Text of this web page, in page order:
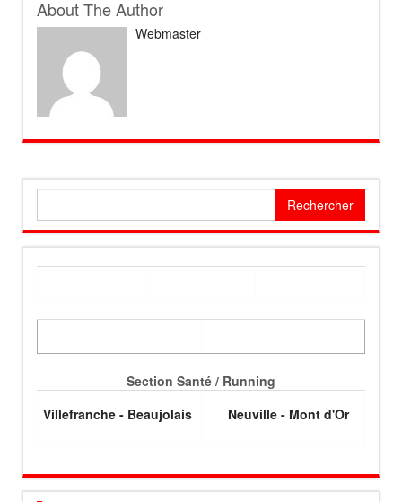
About The Author
Webmaster
Section Santé / Running
Villefranche - Beaujolais
Neuville - Mont d'Or